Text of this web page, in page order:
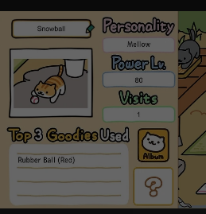
mutuamente todo lo que tocan. La meditativa música de fondo
nos permite relajarnos y disfrutar del
engañemos: algunos niveles exigen
gran precisión. Aunque somos libres
queramos, aconsejo
movimientos estrictamente necesarios
demasiada masa. La dirección artística de ensueño y el alto nivel
de pulido hacen de Osmos una
pena probar sólo por su estilo. Osmos es un juego premium sin
anuncios ni iAPs que cuesta 4,99 $ en
uno de esos juegos clásicos de éxito
fácilmente en igualdad de